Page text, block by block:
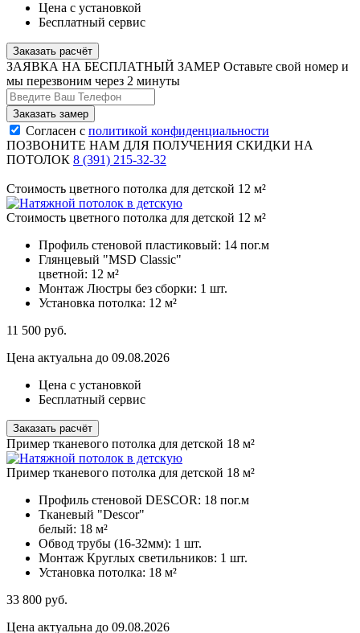
Цена с установкой
Бесплатный сервис
Заказать расчёт
ЗАЯВКА НА БЕСПЛАТНЫЙ ЗАМЕР Оставьте свой номер и
мы перезвоним через 2 минуты
Согласен с политикой конфиденциальности
ПОЗВОНИТЕ НАМ ДЛЯ ПОЛУЧЕНИЯ СКИДКИ НА
ПОТОЛОК 8 (391) 215-32-32
Стоимость цветного потолка для детской 12 м²
Стоимость цветного потолка для детской 12 м²
Профиль стеновой пластиковый: 14 пог.м
Глянцевый "MSD Classic"
цветной: 12 м²
Монтаж Люстры без сборки: 1 шт.
Установка потолка: 12 м²
11 500 руб.
Цена актуальна до 09.08.2026
Цена с установкой
Бесплатный сервис
Заказать расчёт
Пример тканевого потолка для детской 18 м²
Пример тканевого потолка для детской 18 м²
Профиль стеновой DESCOR: 18 пог.м
Тканевый "Descor"
белый: 18 м²
Обвод трубы (16-32мм): 1 шт.
Монтаж Круглых светильников: 1 шт.
Установка потолка: 18 м²
33 800 руб.
Цена актуальна до 09.08.2026